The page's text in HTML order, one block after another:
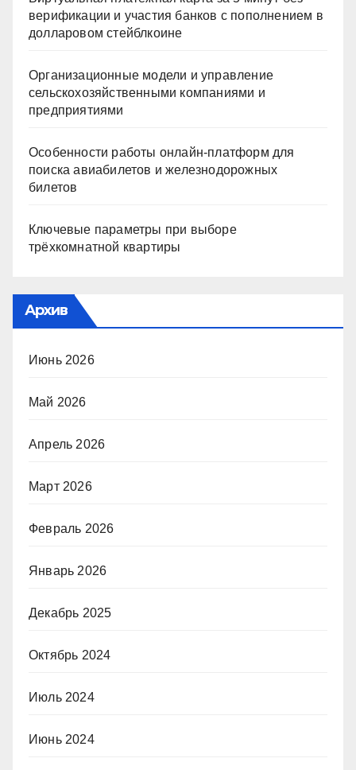
верификации и участия банков с пополнением в
долларовом стейблкоине
Организационные модели и управление
сельскохозяйственными компаниями и
предприятиями
Особенности работы онлайн-платформ для
поиска авиабилетов и железнодорожных
билетов
Ключевые параметры при выборе
трёхкомнатной квартиры
Архив
Июнь 2026
Май 2026
Апрель 2026
Март 2026
Февраль 2026
Январь 2026
Декабрь 2025
Октябрь 2024
Июль 2024
Июнь 2024